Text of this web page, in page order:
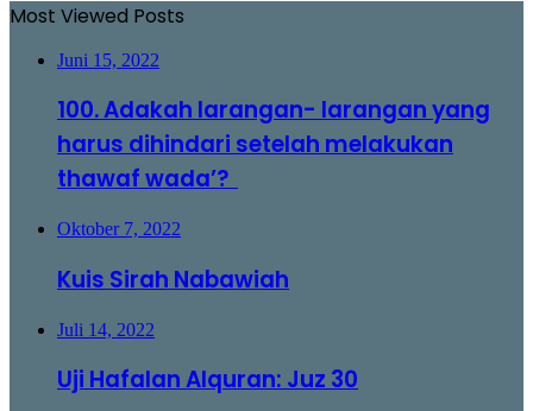
Most Viewed Posts
Juni 15, 2022
100. Adakah larangan- larangan yang
harus dihindari setelah melakukan
thawaf wada’?
Oktober 7, 2022
Kuis Sirah Nabawiah
Juli 14, 2022
Uji Hafalan Alquran: Juz 30